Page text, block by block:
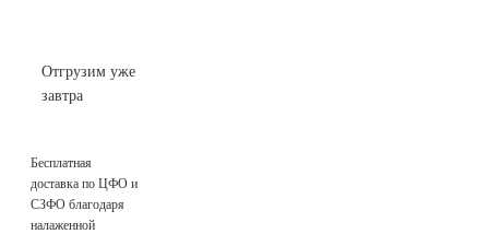
Отгрузим уже
завтра
Бесплатная
доставка по ЦФО и
СЗФО благодаря
налаженной